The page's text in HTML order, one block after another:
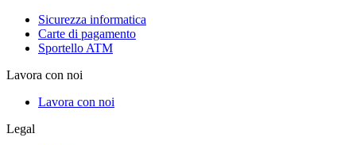
Sicurezza informatica
Carte di pagamento
Sportello ATM
Lavora con noi
Lavora con noi
Legal